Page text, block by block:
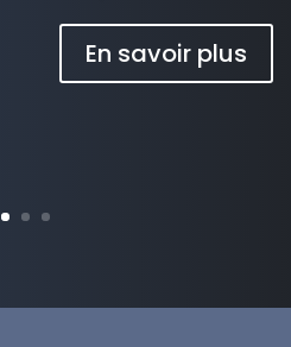
En savoir plus